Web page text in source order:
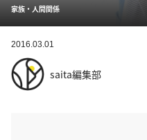
家族・人間関係
2016.03.01
saita編集部